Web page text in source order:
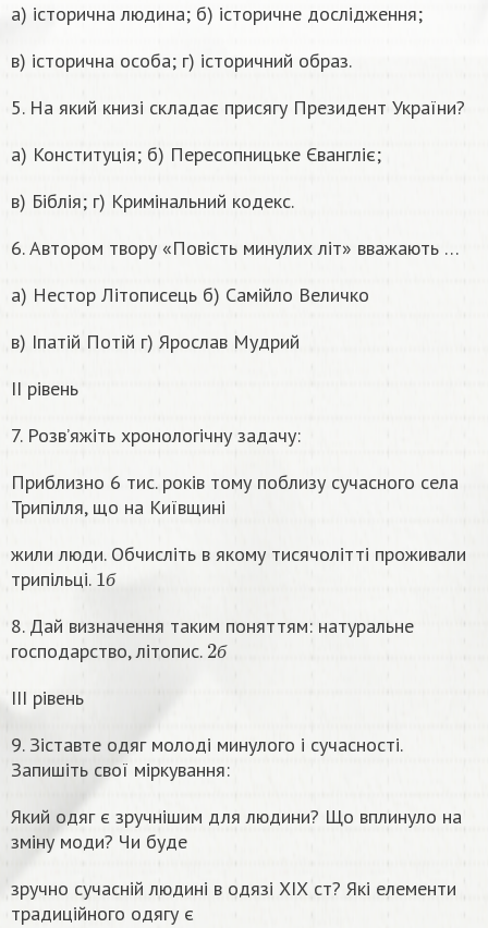
а) історична людина; б) історичне дослідження;
в) історична особа; г) історичний образ.
5. На який книзі складає присягу Президент України?
а) Конституція; б) Пересопницьке Євангліє;
в) Біблія; г) Кримінальний кодекс.
6. Автором твору «Повість минулих літ» вважають …
а) Нестор Літописець б) Самійло Величко
в) Іпатій Потій г) Ярослав Мудрий
ІІ рівень
7. Розв’яжіть хронологічну задачу:
Приблизно 6 тис. років тому поблизу сучасного села
Трипілля, що на Київщині
жили люди. Обчисліть в якому тисячолітті проживали
трипільці.
б
1б
8. Дай визначення таким поняттям: натуральне
господарство, літопис.
б
2б
ІІІ рівень
9. Зіставте одяг молоді минулого і сучасності.
Запишіть свої міркування:
Який одяг є зручнішим для людини? Що вплинуло на
зміну моди? Чи буде
зручно сучасній людині в одязі ХІХ ст? Які елементи
традиційного одягу є